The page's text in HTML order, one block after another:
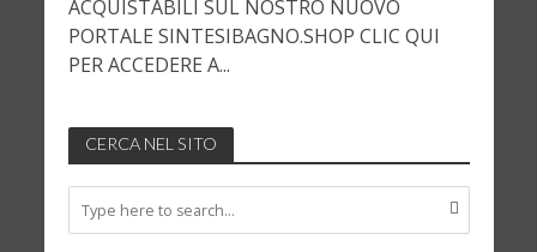
ACQUISTABILI SUL NOSTRO NUOVO
PORTALE SINTESIBAGNO.SHOP CLIC QUI
PER ACCEDERE A...
CERCA NEL SITO